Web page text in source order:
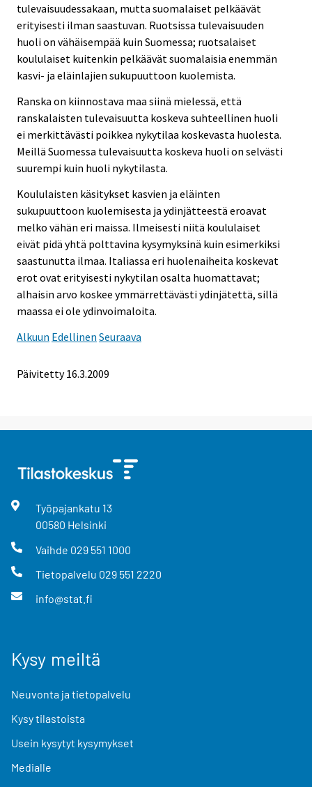
tulevaisuudessakaan, mutta suomalaiset pelkäävät
erityisesti ilman saastuvan. Ruotsissa tulevaisuuden
huoli on vähäisempää kuin Suomessa; ruotsalaiset
koululaiset kuitenkin pelkäävät suomalaisia enemmän
kasvi- ja eläinlajien sukupuuttoon kuolemista.
Ranska on kiinnostava maa siinä mielessä, että
ranskalaisten tulevaisuutta koskeva suhteellinen huoli
ei merkittävästi poikkea nykytilaa koskevasta huolesta.
Meillä Suomessa tulevaisuutta koskeva huoli on selvästi
suurempi kuin huoli nykytilasta.
Koululaisten käsitykset kasvien ja eläinten
sukupuuttoon kuolemisesta ja ydinjätteestä eroavat
melko vähän eri maissa. Ilmeisesti niitä koululaiset
eivät pidä yhtä polttavina kysymyksinä kuin esimerkiksi
saastunutta ilmaa. Italiassa eri huolenaiheita koskevat
erot ovat erityisesti nykytilan osalta huomattavat;
alhaisin arvo koskee ymmärrettävästi ydinjätettä, sillä
maassa ei ole ydinvoimaloita.
Alkuun Edellinen Seuraava
Päivitetty16.3.2009
Työpajankatu 13
00580 Helsinki
Vaihde 029 551 1000
Tietopalvelu 029 551 2220
info@stat.fi
Kysy meiltä
Neuvonta ja tietopalvelu
Kysy tilastoista
Usein kysytyt kysymykset
Medialle